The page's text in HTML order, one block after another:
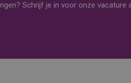
Schrijf je in voor onze vacature